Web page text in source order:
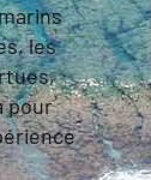
les
pour